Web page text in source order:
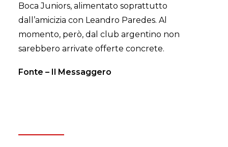
Boca Juniors, alimentato soprattutto
dall’amicizia con Leandro Paredes. Al
momento, però, dal club argentino non
sarebbero arrivate offerte concrete.
Fonte – Il Messaggero